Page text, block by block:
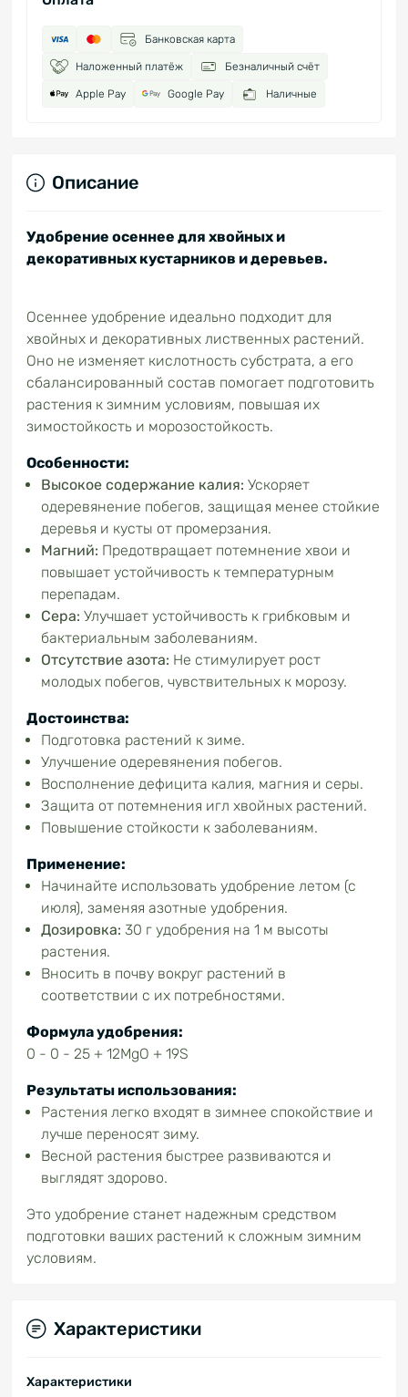
Банковская карта
Наложенный платёж Безналичный счёт
Apple Pay Google Pay Наличные
Описание
Удобрение осеннее для хвойных и
декоративных кустарников и деревьев.
Осеннее удобрение идеально подходит для
хвойных и декоративных лиственных растений.
Оно не изменяет кислотность субстрата, а его
сбалансированный состав помогает подготовить
растения к зимним условиям, повышая их
зимостойкость и морозостойкость.
Особенности:
Высокое содержание калия: Ускоряет
одеревянение побегов, защищая менее стойкие
деревья и кусты от промерзания.
Магний: Предотвращает потемнение хвои и
повышает устойчивость к температурным
перепадам.
Сера: Улучшает устойчивость к грибковым и
бактериальным заболеваниям.
Отсутствие азота: Не стимулирует рост
молодых побегов, чувствительных к морозу.
Достоинства:
Подготовка растений к зиме.
Улучшение одеревянения побегов.
Восполнение дефицита калия, магния и серы.
Защита от потемнения игл хвойных растений.
Повышение стойкости к заболеваниям.
Применение:
Начинайте использовать удобрение летом (с
июля), заменяя азотные удобрения.
Дозировка: 30 г удобрения на 1 м высоты
растения.
Вносить в почву вокруг растений в
соответствии с их потребностями.
Формула удобрения:
0 - 0 - 25 + 12MgO + 19S
Результаты использования:
Растения легко входят в зимнее спокойствие и
лучше переносят зиму.
Весной растения быстрее развиваются и
выглядят здорово.
Это удобрение станет надежным средством
подготовки ваших растений к сложным зимним
условиям.
Характеристики
Характеристики